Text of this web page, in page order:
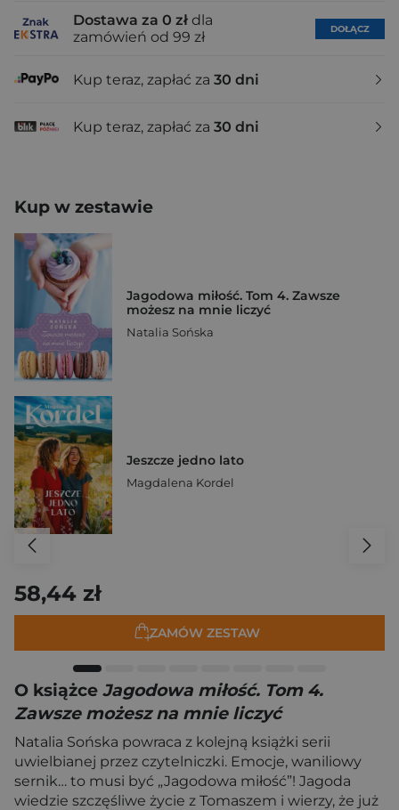
Dostawa za 0 zł dla
zamówień od 99 zł
DOŁĄCZ
Kup teraz, zapłać za 30 dni
Kup teraz, zapłać za 30 dni
Kup w zestawie
Jagodowa miłość. Tom 4. Zawsze
możesz na mnie liczyć
Natalia Sońska
Jeszcze jedno lato
Magdalena Kordel
58,44 zł
ZAMÓW ZESTAW
O książce Jagodowa miłość. Tom 4.
Zawsze możesz na mnie liczyć
Natalia Sońska powraca z kolejną książki serii
uwielbianej przez czytelniczki. Emocje, waniliowy
sernik… to musi być „Jagodowa miłość”! Jagoda
wiedzie szczęśliwe życie z Tomaszem i wierzy, że już